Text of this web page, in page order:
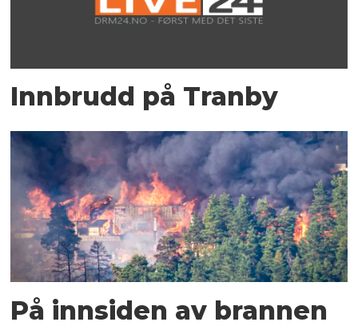
Innbrudd på Tranby
På innsiden av brannen